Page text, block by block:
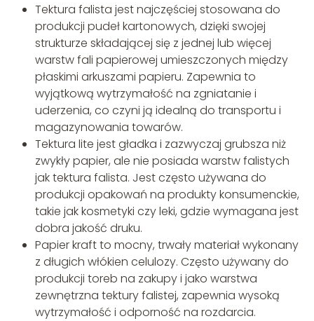
Tektura falista jest najczęściej stosowana do
produkcji pudeł kartonowych, dzięki swojej
strukturze składającej się z jednej lub więcej
warstw fali papierowej umieszczonych między
płaskimi arkuszami papieru. Zapewnia to
wyjątkową wytrzymałość na zgniatanie i
uderzenia, co czyni ją idealną do transportu i
magazynowania towarów.
Tektura lite jest gładka i zazwyczaj grubsza niż
zwykły papier, ale nie posiada warstw falistych
jak tektura falista. Jest często używana do
produkcji opakowań na produkty konsumenckie,
takie jak kosmetyki czy leki, gdzie wymagana jest
dobra jakość druku.
Papier kraft to mocny, trwały materiał wykonany
z długich włókien celulozy. Często używany do
produkcji toreb na zakupy i jako warstwa
zewnętrzna tektury falistej, zapewnia wysoką
wytrzymałość i odporność na rozdarcia.